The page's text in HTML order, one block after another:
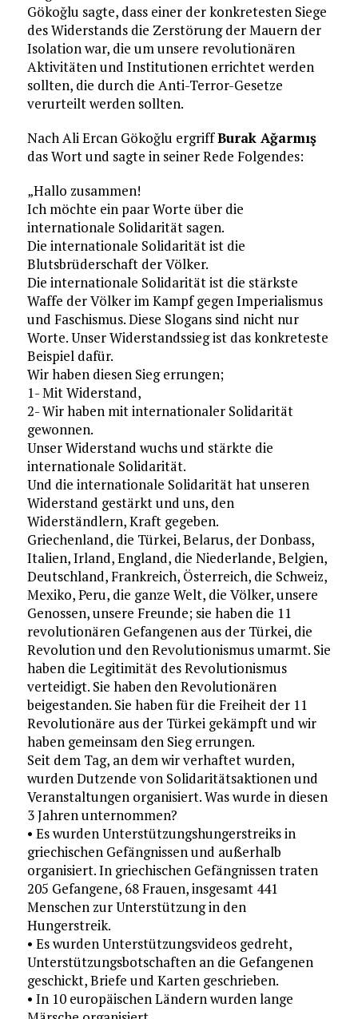
Gökoğlu sagte, dass einer der konkretesten Siege
des Widerstands die Zerstörung der Mauern der
Isolation war, die um unsere revolutionären
Aktivitäten und Institutionen errichtet werden
sollten, die durch die Anti-Terror-Gesetze
verurteilt werden sollten.
Nach Ali Ercan Gökoğlu ergriffBurak Ağarmış
das Wort und sagte in seiner Rede Folgendes:
„Hallo zusammen!
Ich möchte ein paar Worte über die
internationale Solidarität sagen.
Die internationale Solidarität ist die
Blutsbrüderschaft der Völker.
Die internationale Solidarität ist die stärkste
Waffe der Völker im Kampf gegen Imperialismus
und Faschismus. Diese Slogans sind nicht nur
Worte. Unser Widerstandssieg ist das konkreteste
Beispiel dafür.
Wir haben diesen Sieg errungen;
1- Mit Widerstand,
2- Wir haben mit internationaler Solidarität
gewonnen.
Unser Widerstand wuchs und stärkte die
internationale Solidarität.
Und die internationale Solidarität hat unseren
Widerstand gestärkt und uns, den
Widerständlern, Kraft gegeben.
Griechenland, die Türkei, Belarus, der Donbass,
Italien, Irland, England, die Niederlande, Belgien,
Deutschland, Frankreich, Österreich, die Schweiz,
Mexiko, Peru, die ganze Welt, die Völker, unsere
Genossen, unsere Freunde; sie haben die 11
revolutionären Gefangenen aus der Türkei, die
Revolution und den Revolutionismus umarmt. Sie
haben die Legitimität des Revolutionismus
verteidigt. Sie haben den Revolutionären
beigestanden. Sie haben für die Freiheit der 11
Revolutionäre aus der Türkei gekämpft und wir
haben gemeinsam den Sieg errungen.
Seit dem Tag, an dem wir verhaftet wurden,
wurden Dutzende von Solidaritätsaktionen und
Veranstaltungen organisiert. Was wurde in diesen
3 Jahren unternommen?
• Es wurden Unterstützungshungerstreiks in
griechischen Gefängnissen und außerhalb
organisiert. In griechischen Gefängnissen traten
205 Gefangene, 68 Frauen, insgesamt 441
Menschen zur Unterstützung in den
Hungerstreik.
• Es wurden Unterstützungsvideos gedreht,
Unterstützungsbotschaften an die Gefangenen
geschickt, Briefe und Karten geschrieben.
• In 10 europäischen Ländern wurden lange